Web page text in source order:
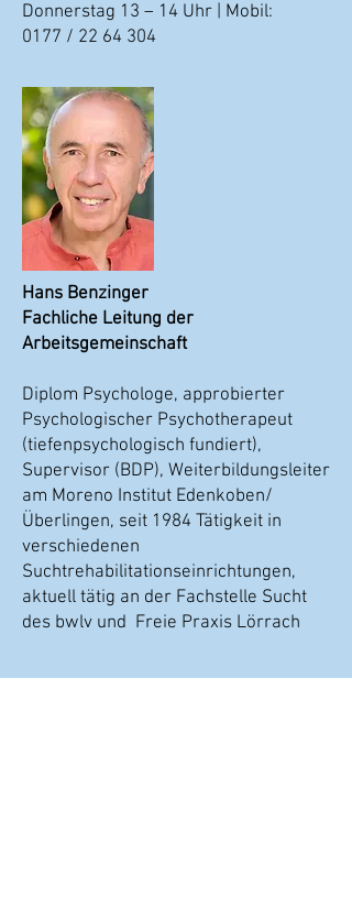
Donnerstag 13 – 14 Uhr | Mobil:
0177 / 22 64 304
Hans Benzinger
Fachliche Leitung der
Arbeitsgemeinschaft
Diplom Psychologe, approbierter
Psychologischer Psychotherapeut
(tiefenpsychologisch fundiert),
Supervisor (BDP), Weiterbildungsleiter
am Moreno Institut Edenkoben/
Überlingen, seit 1984 Tätigkeit in
verschiedenen
Suchtrehabilitationseinrichtungen,
aktuell tätig an der Fachstelle Sucht
des bwlv und Freie Praxis Lörrach